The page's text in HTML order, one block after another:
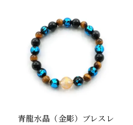
青龍水晶（金彫）ブレスレ